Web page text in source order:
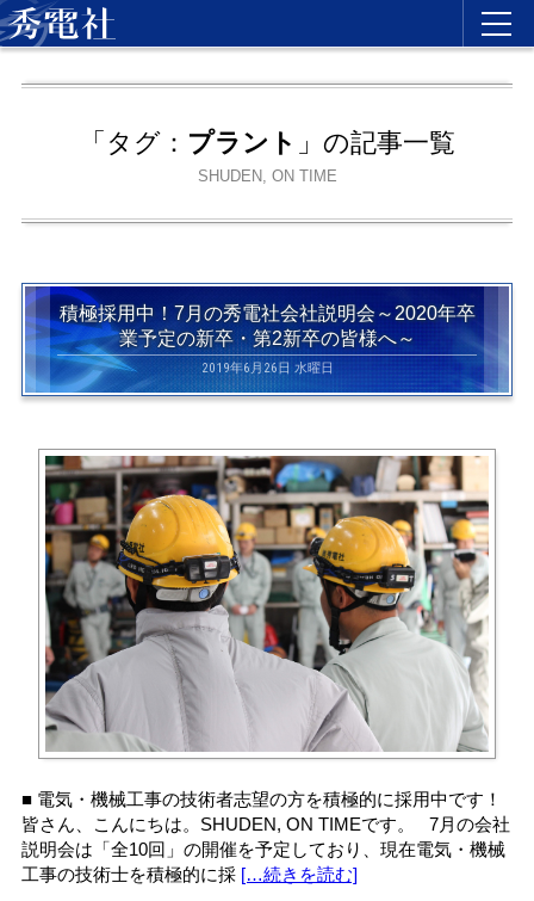
「タグ： プラント 」の記事一覧
SHUDEN, ON TIME
積極採用中！7月の秀電社会社説明会～2020年卒
業予定の新卒・第2新卒の皆様へ～
2019年6月26日 水曜日
■ 電気・機械工事の技術者志望の方を積極的に採用中です！
皆さん、こんにちは。SHUDEN, ON TIMEです。 7月の会社
説明会は「全10回」の開催を予定しており、現在電気・機械
工事の技術士を積極的に採 […続きを読む]